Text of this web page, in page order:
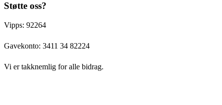
Støtte oss?
Vipps: 92264
Gavekonto: 3411 34 82224
Vi er takknemlig for alle bidrag.